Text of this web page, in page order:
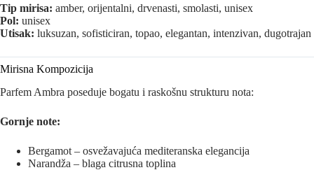
Tip mirisa: amber, orijentalni, drvenasti, smolasti, unisex
Pol: unisex
Utisak: luksuzan, sofisticiran, topao, elegantan, intenzivan, dugotrajan
Mirisna Kompozicija
Parfem Ambra poseduje bogatu i raskošnu strukturu nota:
Gornje note:
Bergamot – osvežavajuća mediteranska elegancija
Narandža – blaga citrusna toplina